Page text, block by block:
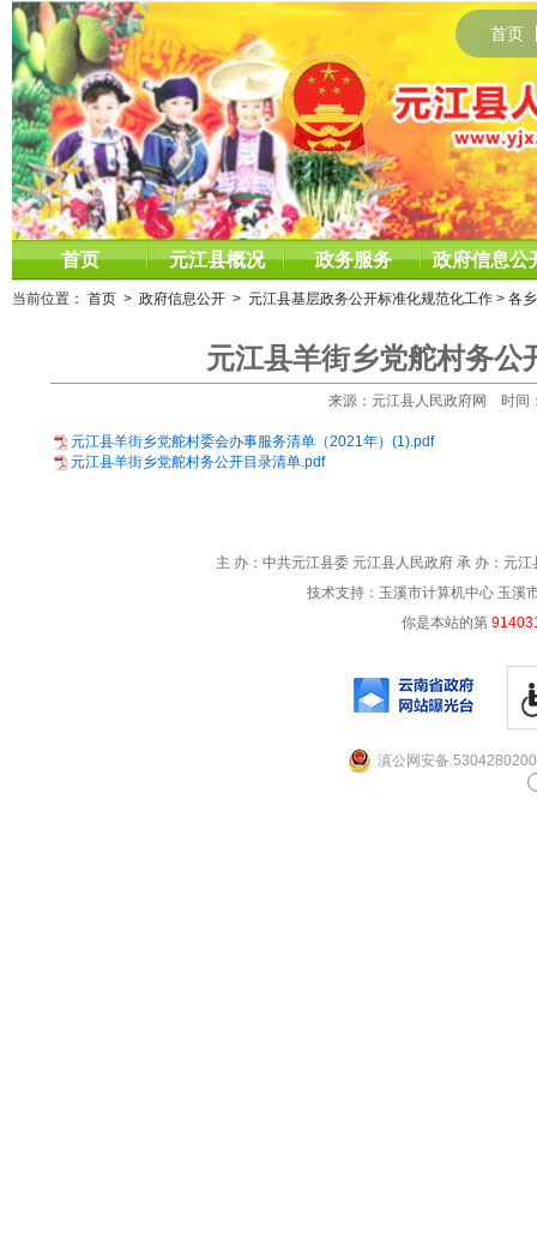
首页
首页 元江县概况 政务服务 政府信息公
当前位置： 首页 > 政府信息公开 > 元江县基层政务公开标准化规范化工作 > 各
元江县羊街乡党舵村务公
来源：元江县人民政府网 时间
元江县羊街乡党舵村委会办事服务清单（2021年）(1).pdf
元江县羊街乡党舵村务公开目录清单.pdf
主 办：中共元江县委 元江县人民政府 承 办：元
技术支持：玉溪市计算机中心 玉溪
你是本站的第
滇公网安备